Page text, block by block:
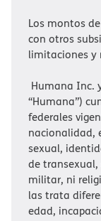
Los montos
con otros
limitaciones y
Humana Inc.
“Humana”)
federales
nacionalidad,
sexual,
de
militar, ni
las trata
edad,